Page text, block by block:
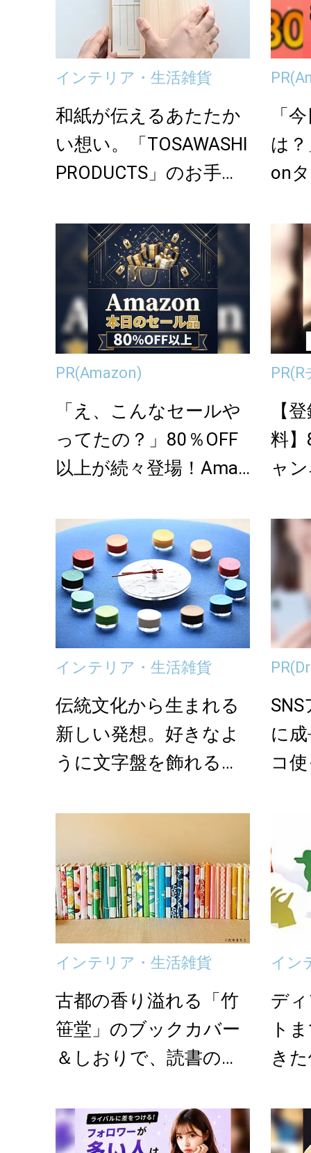
インテリア・生活雑貨
和紙が伝えるあたたか
い想い。「TOSAWASHI
PRODUCTS」のお手紙
PR
「
は
on
PR(Amazon)
「え、こんなセールや
ってたの？」80％OFF
以上が続々登場！Amaz
PR(R
【
料
ャ
インテリア・生活雑貨
伝統文化から生まれる
新しい発想。好きなよ
うに文字盤を飾れる
PR
に
コ
インテリア・生活雑貨
古都の香り溢れる「竹
笹堂」のブックカバー
＆しおりで、読書の秋
イン
デ
ト
き